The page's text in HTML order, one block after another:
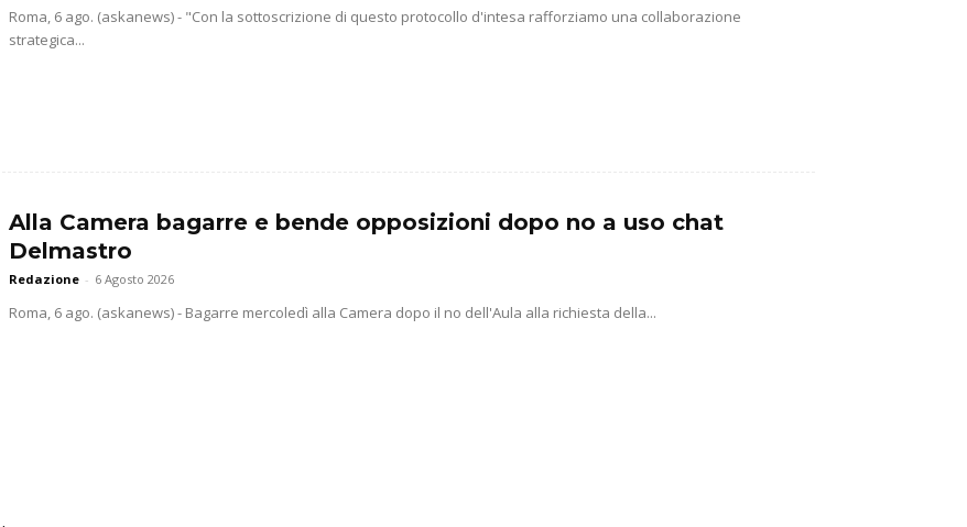
Roma, 6 ago. (askanews) - "Con la sottoscrizione di questo protocollo d'intesa rafforziamo una collaborazione
strategica...
Alla Camera bagarre e bende opposizioni dopo no a uso chat
Delmastro
Redazione - 6 Agosto 2026
Roma, 6 ago. (askanews) - Bagarre mercoledì alla Camera dopo il no dell'Aula alla richiesta della...